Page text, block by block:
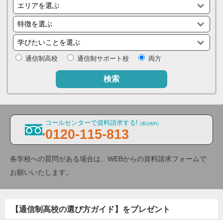
通信制高校 通信制サポート校 両方
検索
コールセンターで資料請求する! (通話無料)
0120-115-813
各学校への質問がある場合は、WEBからの資料請求フォームで
お願いいたします。
【通信制高校の選び方ガイド】をプレゼント